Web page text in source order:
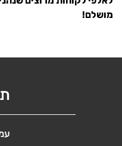
מושלם!